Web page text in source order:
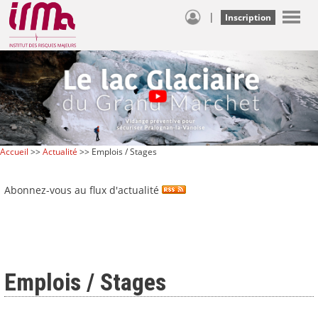
| Inscription
Accueil >>Actualité >> Emplois / Stages
Abonnez-vous au flux d'actualité
Emplois / Stages